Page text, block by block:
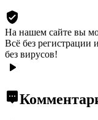
На нашем сайте вы
Всё без регистрации
без вирусов!